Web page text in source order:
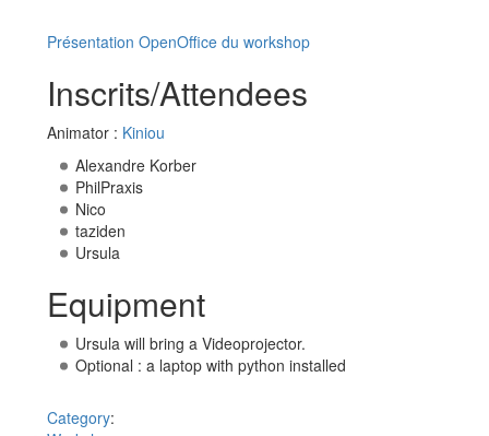
Présentation OpenOffice du workshop
Inscrits/Attendees
Animator : Kiniou
Alexandre Korber
PhilPraxis
Nico
taziden
Ursula
Equipment
Ursula will bring a Videoprojector.
Optional : a laptop with python installed
Category: